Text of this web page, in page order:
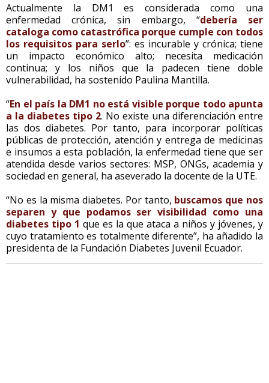
Actualmente la DM1 es considerada como una
enfermedad crónica, sin embargo, “debería ser
cataloga como catastrófica porque cumple con todos
los requisitos para serlo”: es incurable y crónica; tiene
un impacto económico alto; necesita medicación
continua; y los niños que la padecen tiene doble
vulnerabilidad, ha sostenido Paulina Mantilla.
“En el país la DM1 no está visible porque todo apunta
a la diabetes tipo 2. No existe una diferenciación entre
las dos diabetes. Por tanto, para incorporar políticas
públicas de protección, atención y entrega de medicinas
e insumos a esta población, la enfermedad tiene que ser
atendida desde varios sectores: MSP, ONGs, academia y
sociedad en general, ha aseverado la docente de la UTE.
“No es la misma diabetes. Por tanto, buscamos que nos
separen y que podamos ser visibilidad como una
diabetes tipo 1 que es la que ataca a niños y jóvenes, y
cuyo tratamiento es totalmente diferente”, ha añadido la
presidenta de la Fundación Diabetes Juvenil Ecuador.